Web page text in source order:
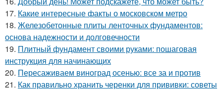
17. Какие интересные факты о московском метро
18. Железобетонные плиты ленточных фундаментов:
основа надежности и долговечности
19. Плитный фундамент своими руками: пошаговая
инструкция для начинающих
20. Пересаживаем виноград осенью: все за и против
21. Как правильно хранить черенки для прививки: советы